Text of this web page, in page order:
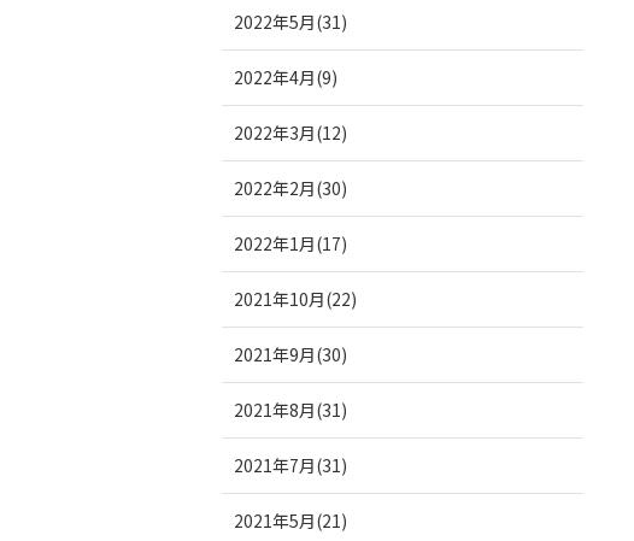
2022年5月(31)
2022年4月(9)
2022年3月(12)
2022年2月(30)
2022年1月(17)
2021年10月(22)
2021年9月(30)
2021年8月(31)
2021年7月(31)
2021年5月(21)